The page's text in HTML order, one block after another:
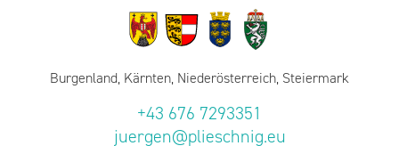
Burgenland, Kärnten, Niederösterreich, Steiermark
+43 676 7293351
juergen@plieschnig.eu